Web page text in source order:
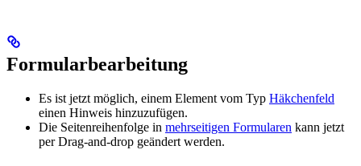
Formularbearbeitung
Es ist jetzt möglich, einem Element vom Typ Häkchenfeld
einen Hinweis hinzuzufügen.
Die Seitenreihenfolge in mehrseitigen Formularen kann jetzt
per Drag-and-drop geändert werden.